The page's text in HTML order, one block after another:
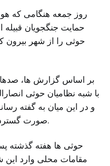
روز جمعه هنگامی که
حمایت جنگجویان
حوثی را از شهر بیرون
بر اساس گزارش ها، صدها
با شبه نظامیان حوثی
و در این میان به گفته
صورت گسترده از خشونت ها می گریزند.
حوثی ها هفته گذشته
مقامات محلی وارد این